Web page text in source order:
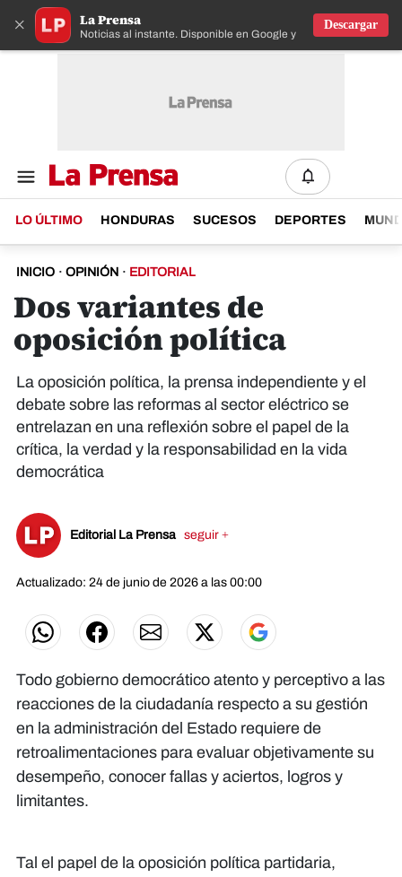
× La Prensa
Noticias al instante. Disponible en Google y IOS
Descargar
LO ÚLTIMO HONDURAS SUCESOS DEPORTES
INICIO · OPINIÓN · EDITORIAL
Dos variantes de
oposición política
La oposición política, la prensa independiente y el
debate sobre las reformas al sector eléctrico se
entrelazan en una reflexión sobre el papel de la
crítica, la verdad y la responsabilidad en la vida
democrática
Editorial La Prensa seguir +
Actualizado: 24 de junio de 2026 a las 00:00
Todo gobierno democrático atento y perceptivo a las
reacciones de la ciudadanía respecto a su gestión
en la administración del Estado requiere de
retroalimentaciones para evaluar objetivamente su
desempeño, conocer fallas y aciertos, logros y
limitantes.
Tal el papel de la oposición política partidaria,